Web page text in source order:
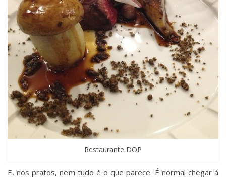
Restaurante DOP
E, nos pratos, nem tudo é o que parece. É normal chegar à